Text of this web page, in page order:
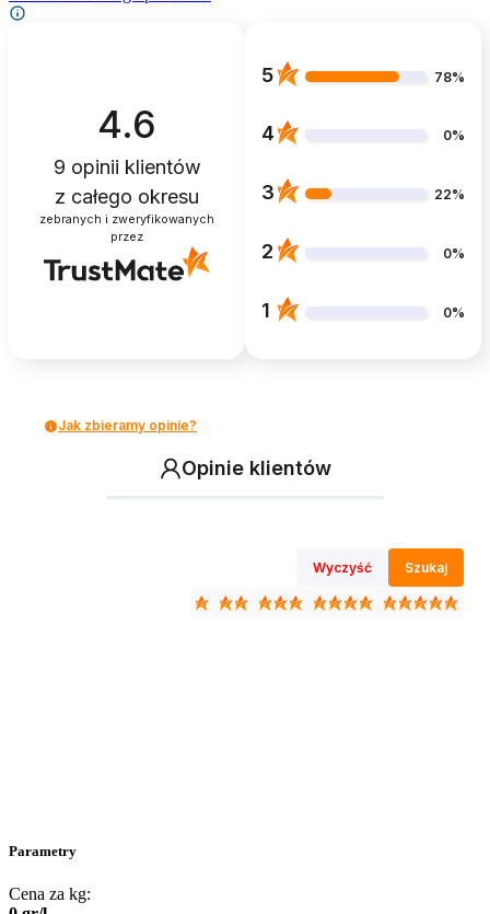
4.6
9 opinii klientów
z całego okresu
zebranych i zweryfikowanych
przez
5 78%
4 0%
3 22%
2 0%
1 0%
Jak zbieramy opinie?
Opinie klientów
Wyczyść Szukaj
Parametry
Cena za kg: